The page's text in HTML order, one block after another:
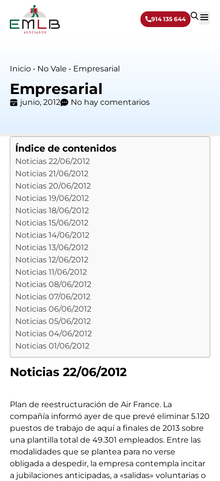
914 135 644
Inicio • No Vale • Empresarial
Empresarial
junio, 2012 No hay comentarios
Índice de contenidos
Noticias 22/06/2012
Noticias 21/06/2012
Noticias 20/06/2012
Noticias 19/06/2012
Noticias 18/06/2012
Noticias 15/06/2012
Noticias 14/06/2012
Noticias 13/06/2012
Noticias 12/06/2012
Noticias 11/06/2012
Noticias 08/06/2012
Noticias 07/06/2012
Noticias 06/06/2012
Noticias 05/06/2012
Noticias 04/06/2012
Noticias 01/06/2012
Noticias 22/06/2012
Plan de reestructuración de Air France. La
compañía informó ayer de que prevé eliminar 5.120
puestos de trabajo de aquí a finales de 2013 sobre
una plantilla total de 49.301 empleados. Entre las
modalidades que se plantea para no verse
obligada a despedir, la empresa contempla incitar
a jubilaciones anticipadas, a «salidas» voluntarias o